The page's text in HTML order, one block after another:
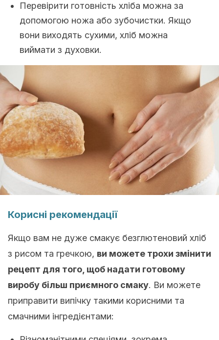
Перевірити готовність хліба можна за
допомогою ножа або зубочистки. Якщо
вони виходять сухими, хліб можна
виймати з духовки.
Корисні рекомендації
Якщо вам не дуже смакує безглютеновий хліб
з рисом та гречкою, ви можете трохи змінити
рецепт для того, щоб надати готовому
виробу більш приємного смаку. Ви можете
приправити випічку такими корисними та
смачними інгредієнтами: